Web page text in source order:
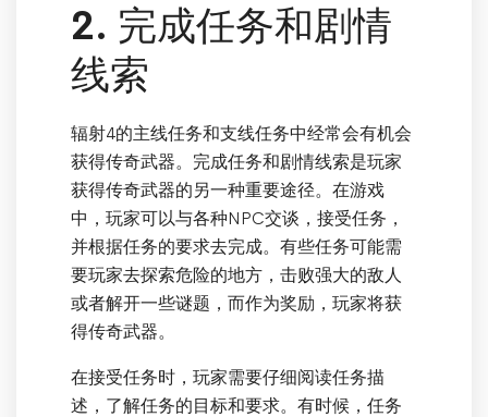
2. 完成任务和剧情
线索
辐射4的主线任务和支线任务中经常会有机会
获得传奇武器。完成任务和剧情线索是玩家
获得传奇武器的另一种重要途径。在游戏
中，玩家可以与各种NPC交谈，接受任务，
并根据任务的要求去完成。有些任务可能需
要玩家去探索危险的地方，击败强大的敌人
或者解开一些谜题，而作为奖励，玩家将获
得传奇武器。
在接受任务时，玩家需要仔细阅读任务描
述，了解任务的目标和要求。有时候，任务